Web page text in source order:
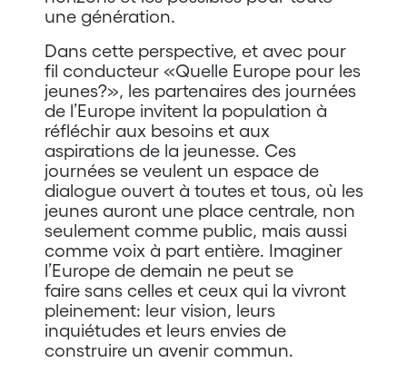
une génération.
Dans cette perspective, et avec pour
fil conducteur «Quelle Europe pour les
jeunes?», les partenaires des journées
de l’Europe invitent la population à
réfléchir aux besoins et aux
aspirations de la jeunesse. Ces
journées se veulent un espace de
dialogue ouvert à toutes et tous, où les
jeunes auront une place centrale, non
seulement comme public, mais aussi
comme voix à part entière. Imaginer
l’Europe de demain ne peut se
faire sans celles et ceux qui la vivront
pleinement: leur vision, leurs
inquiétudes et leurs envies de
construire un avenir commun.